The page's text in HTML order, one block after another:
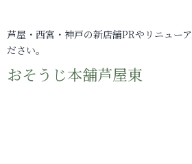
芦屋・西宮・神戸の新店舗PRやリニュー
ださい。
おそうじ本舗芦屋東